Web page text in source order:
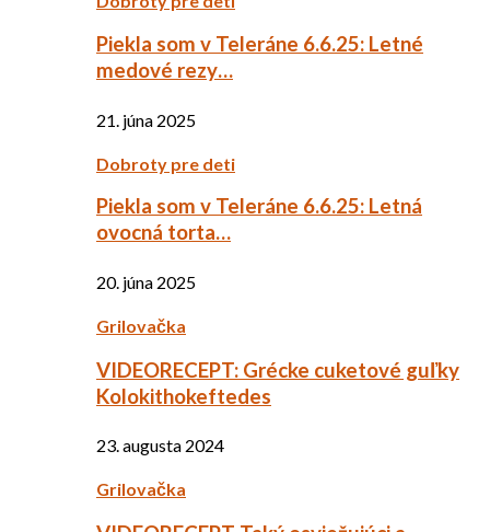
Piekla som v Teleráne 6.6.25: Letné
medové rezy…
21. júna 2025
Dobroty pre deti
Piekla som v Teleráne 6.6.25: Letná
ovocná torta…
20. júna 2025
Grilovačka
VIDEORECEPT: Grécke cuketové guľky
Kolokithokeftedes
23. augusta 2024
Grilovačka